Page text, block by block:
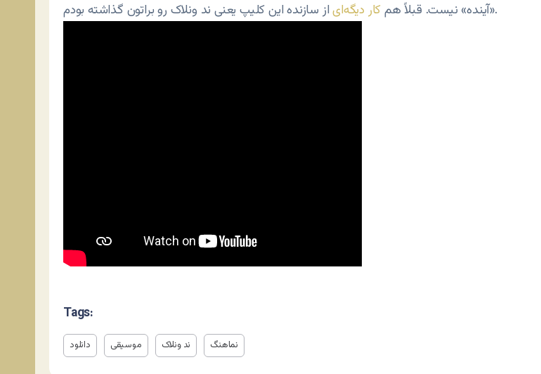
«آینده» نیست. قبلاً همکار دیگه‌ای از سازنده این کلیپ یعنی ند ونلاک رو براتون گذاشته بودم.
Tags:
دانلود موسیقی ند ونلاک نماهنگ